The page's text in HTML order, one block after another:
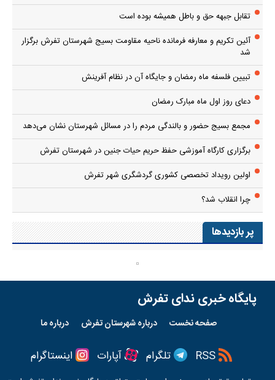
تقابل جبهه حق و باطل همیشه بوده است
آئین تکریم و معارفه فرمانده ناحیه مقاومت بسیج شهرستان تفرش برگزار
شد
تبیین فلسفه ماه رمضان و جایگاه آن در نظام آفرینش
دعای روز اول ماه مبارک رمضان
مجمع بسیج حضور و بالندگی مردم را در مسائل شهرستان نشان می‌دهد
برگزاری کارگاه آموزشی حفظ حریم حیات جنین در شهرستان تفرش
اولین رویداد تخصصی کشوری گردشگری شهر تفرش
چرا انقلاب شد؟
پر بازدیدها
پایگاه خبری ندای تفرش
صفحه نخست درباره شهرستان تفرش درباره ما
تلگرام آپارات اینستاگرام